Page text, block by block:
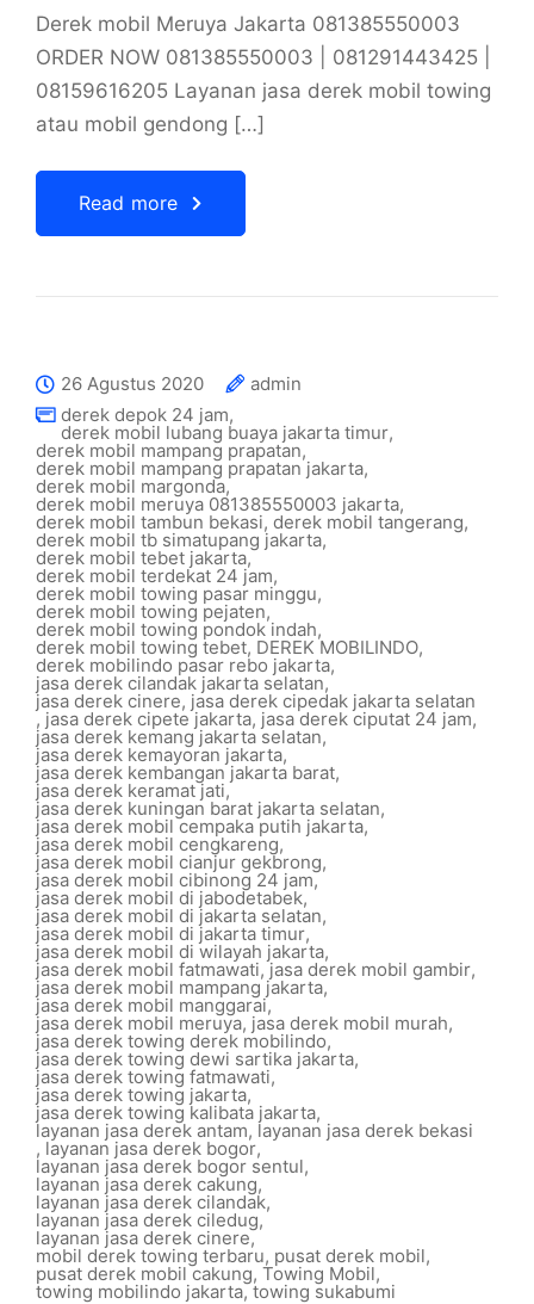
Derek mobil Meruya Jakarta 081385550003
ORDER NOW 081385550003 | 081291443425 |
08159616205 Layanan jasa derek mobil towing
atau mobil gendong […]
Read more
26 Agustus 2020
admin
derek depok 24 jam,
derek mobil lubang buaya jakarta timur,
derek mobil mampang prapatan,
derek mobil mampang prapatan jakarta,
derek mobil margonda,
derek mobil meruya 081385550003 jakarta,
derek mobil tambun bekasi, derek mobil tangerang,
derek mobil tb simatupang jakarta,
derek mobil tebet jakarta,
derek mobil terdekat 24 jam,
derek mobil towing pasar minggu,
derek mobil towing pejaten,
derek mobil towing pondok indah,
derek mobil towing tebet, DEREK MOBILINDO,
derek mobilindo pasar rebo jakarta,
jasa derek cilandak jakarta selatan,
jasa derek cinere, jasa derek cipedak jakarta selatan
, jasa derek cipete jakarta, jasa derek ciputat 24 jam,
jasa derek kemang jakarta selatan,
jasa derek kemayoran jakarta,
jasa derek kembangan jakarta barat,
jasa derek keramat jati,
jasa derek kuningan barat jakarta selatan,
jasa derek mobil cempaka putih jakarta,
jasa derek mobil cengkareng,
jasa derek mobil cianjur gekbrong,
jasa derek mobil cibinong 24 jam,
jasa derek mobil di jabodetabek,
jasa derek mobil di jakarta selatan,
jasa derek mobil di jakarta timur,
jasa derek mobil di wilayah jakarta,
jasa derek mobil fatmawati,jasa derek mobil gambir,
jasa derek mobil mampang jakarta,
jasa derek mobil manggarai,
jasa derek mobil meruya, jasa derek mobil murah,
jasa derek towing derek mobilindo,
jasa derek towing dewi sartika jakarta,
jasa derek towing fatmawati,
jasa derek towing jakarta,
jasa derek towing kalibata jakarta,
layanan jasa derek antam, layanan jasa derek bekasi
, layanan jasa derek bogor,
layanan jasa derek bogor sentul,
layanan jasa derek cakung,
layanan jasa derek cilandak,
layanan jasa derek ciledug,
layanan jasa derek cinere,
mobil derek towing terbaru, pusat derek mobil,
pusat derek mobil cakung, Towing Mobil,
towing mobilindo jakarta,towing sukabumi